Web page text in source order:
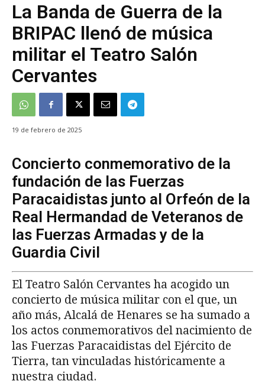
La Banda de Guerra de la
BRIPAC llenó de música
militar el Teatro Salón
Cervantes
19 de febrero de 2025
Concierto conmemorativo de la
fundación de las Fuerzas
Paracaidistas junto al Orfeón de la
Real Hermandad de Veteranos de
las Fuerzas Armadas y de la
Guardia Civil
El Teatro Salón Cervantes ha acogido un
concierto de música militar con el que, un
año más, Alcalá de Henares se ha sumado a
los actos conmemorativos del nacimiento de
las Fuerzas Paracaidistas del Ejército de
Tierra, tan vinculadas históricamente a
nuestra ciudad.